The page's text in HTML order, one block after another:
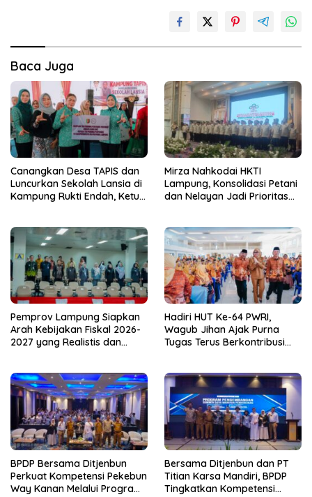
Baca Juga
Canangkan Desa TAPIS dan
Luncurkan Sekolah Lansia di
Kampung Rukti Endah, Ketua
dari Desa
Mirza Nahkodai HKTI
Lampung, Konsolidasi Petani
dan Nelayan Jadi Prioritas
Pemprov Lampung Siapkan
Arah Kebijakan Fiskal 2026-
2027 yang Realistis dan
Hadiri HUT Ke-64 PWRI,
Wagub Jihan Ajak Purna
Tugas Terus Berkontribusi
BPDP Bersama Ditjenbun
Perkuat Kompetensi Pekebun
Way Kanan Melalui Program
Bersama Ditjenbun dan PT
Titian Karsa Mandiri, BPDP
Tingkatkan Kompetensi